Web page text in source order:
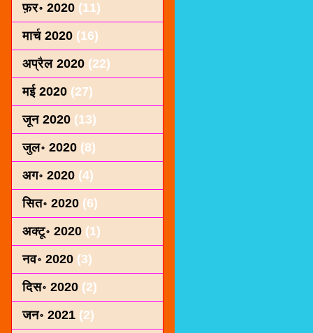
फ़र॰ 2020 (11)
मार्च 2020 (16)
अप्रैल 2020 (22)
मई 2020 (27)
जून 2020 (13)
जुल॰ 2020 (8)
अग॰ 2020 (4)
सित॰ 2020 (6)
अक्टू॰ 2020 (1)
नव॰ 2020 (3)
दिस॰ 2020 (2)
जन॰ 2021 (2)